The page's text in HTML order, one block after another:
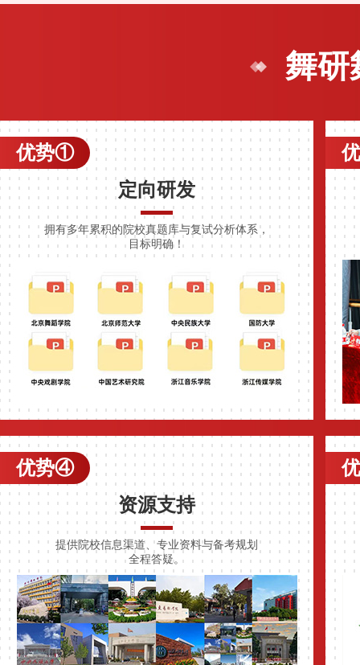
舞研
优势①
定向研发
拥有多年累积的院校真题库与复试分析体系，
目标明确！
优势④
资源支持
提供院校信息渠道、专业资料与备考规划
全程答疑。